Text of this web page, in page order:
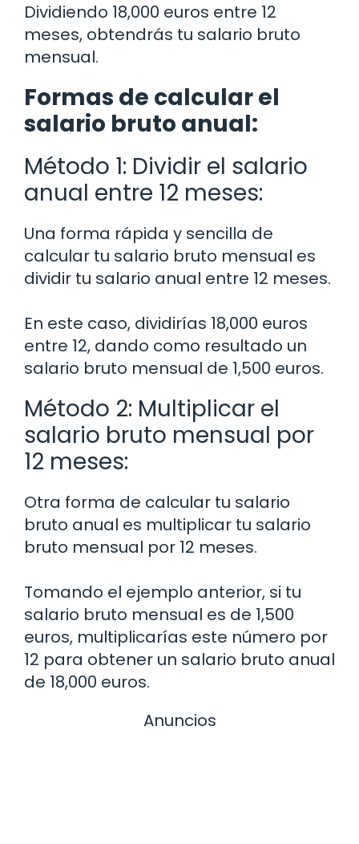
Dividiendo 18,000 euros entre 12
meses, obtendrás tu salario bruto
mensual.
Formas de calcular el
salario bruto anual:
Método 1: Dividir el salario
anual entre 12 meses:
Una forma rápida y sencilla de
calcular tu salario bruto mensual es
dividir tu salario anual entre 12 meses.
En este caso, dividirías 18,000 euros
entre 12, dando como resultado un
salario bruto mensual de 1,500 euros.
Método 2: Multiplicar el
salario bruto mensual por
12 meses:
Otra forma de calcular tu salario
bruto anual es multiplicar tu salario
bruto mensual por 12 meses.
Tomando el ejemplo anterior, si tu
salario bruto mensual es de 1,500
euros, multiplicarías este número por
12 para obtener un salario bruto anual
de 18,000 euros.
Anuncios